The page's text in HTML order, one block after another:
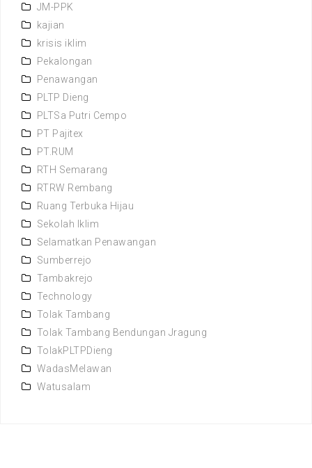
JM-PPK
kajian
krisis iklim
Pekalongan
Penawangan
PLTP Dieng
PLTSa Putri Cempo
PT Pajitex
PT.RUM
RTH Semarang
RTRW Rembang
Ruang Terbuka Hijau
Sekolah Iklim
Selamatkan Penawangan
Sumberrejo
Tambakrejo
Technology
Tolak Tambang
Tolak Tambang Bendungan Jragung
TolakPLTPDieng
WadasMelawan
Watusalam